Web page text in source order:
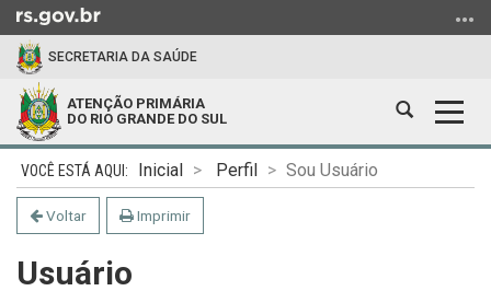
para
conteúdo
para
menu
SECRETARIA DA SAÚDE
ATENÇÃO PRIMÁRIA
DO RIO GRANDE DO SUL
Abrir
Início
do
conteúdo
Inicial Perfil Sou Usuário
Voltar Imprimir
Usuário